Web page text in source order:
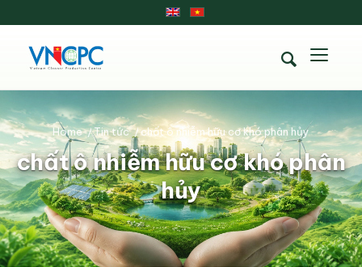
chất ô nhiễm hữu cơ khó phân
hủy
Home /Tin tức /chất ô nhiễm hữu cơ khó phân hủy